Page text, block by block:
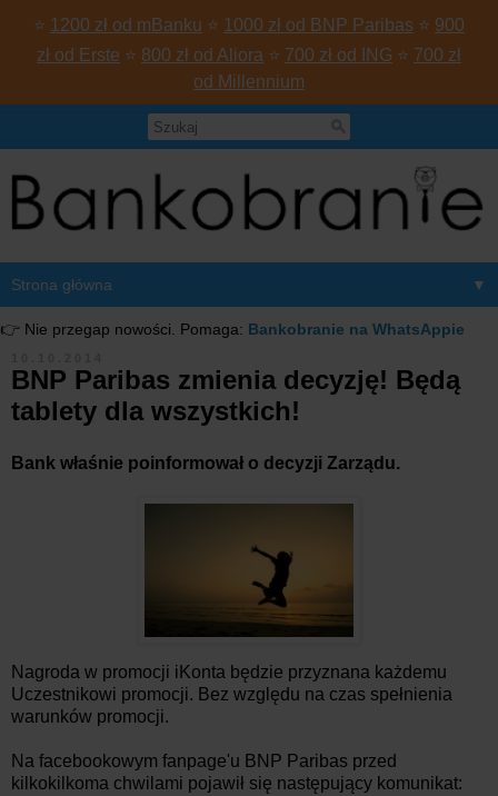
⭐ 1200 zł od mBanku ⭐ 1000 zł od BNP Paribas ⭐ 900
zł od Erste ⭐ 800 zł od Aliora ⭐ 700 zł od ING ⭐ 700 zł
od Millennium
▼
👉 Nie przegap nowości. Pomaga: Bankobranie na WhatsAppie
BNP Paribas zmienia decyzję! Będą
tablety dla wszystkich!
Bank właśnie poinformował o decyzji Zarządu.
Nagroda w promocji iKonta będzie przyznana każdemu
Uczestnikowi promocji. Bez względu na czas spełnienia
warunków promocji.
Na facebookowym fanpage'u BNP Paribas przed
kilkokilkoma chwilami pojawił się następujący komunikat: